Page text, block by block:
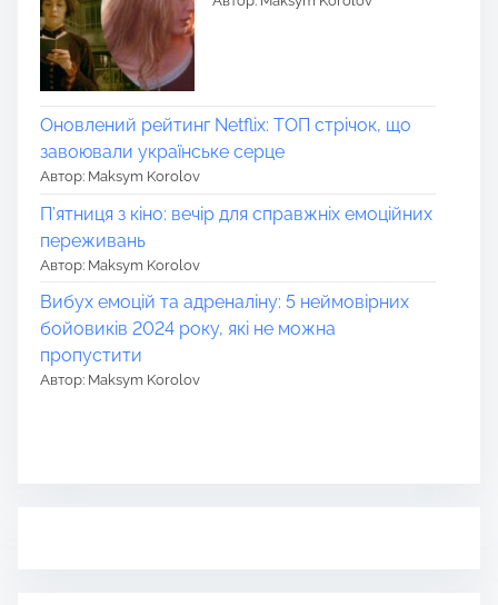
Оновлений рейтинг Netflix: ТОП стрічок, що
завоювали українське серце
Автор: Maksym Korolov
П’ятниця з кіно: вечір для справжніх емоційних
переживань
Автор: Maksym Korolov
Вибух емоцій та адреналіну: 5 неймовірних
бойовиків 2024 року, які не можна
пропустити
Автор: Maksym Korolov